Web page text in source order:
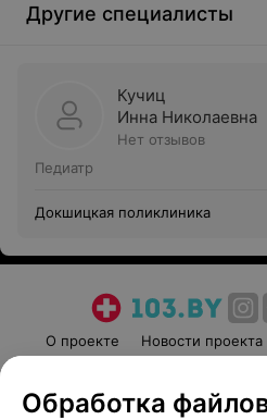
Другие специалисты
Кучиц
Инна Николаевна
Нет отзывов
Педиатр
Докшицкая поликлиника
О проекте Новости проекта
Пользовательское
Обработка